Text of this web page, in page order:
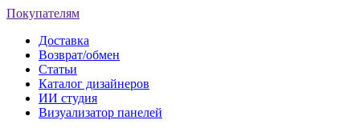
Покупателям
Доставка
Возврат/обмен
Статьи
Каталог дизайнеров
ИИ студия
Визуализатор панелей